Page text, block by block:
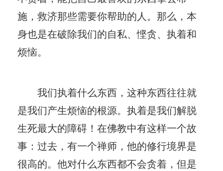
施，救济那些需要你帮助的人。那么，本
身也是在破除我们的自私、悭贪、执着和
烦恼。
我们执着什么东西，这种东西往往就
是我们产生烦恼的根源。执着是我们解脱
生死最大的障碍！在佛教中有这样一个故
事：过去，有一个禅师，他的修行境界是
很高的。他对什么东西都不会贪着，但是